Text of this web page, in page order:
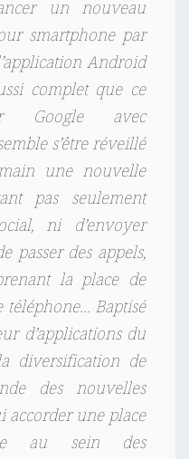
un nouveau
smartphone par
Android
complet que ce
Google avec
s’être réveillé
une nouvelle
pas seulement
ni d’envoyer
passer des appels,
la place de
téléphone… Baptisé
d’applications du
diversification de
des nouvelles
accorder une place
au sein des